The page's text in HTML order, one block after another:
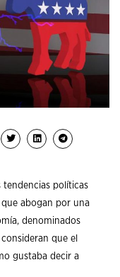
tendencias políticas
abogan por una
denominados
que el
gustaba decir a